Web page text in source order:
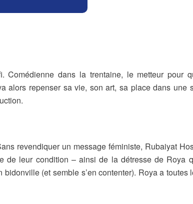
dans la trentaine, le metteur pour
repenser sa vie, son art, sa place dans une
revendiquer un message féministe, Rubaiyat
de leur condition – ainsi de la détresse de Roya
(et semble s’en contenter). Roya a